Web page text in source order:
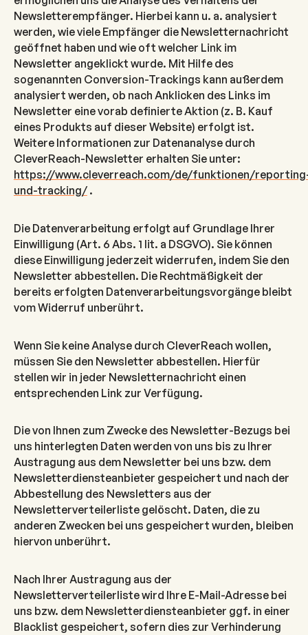
Newsletterempfänger. Hierbei kann u. a. analysiert
werden, wie viele Empfänger die Newsletternachricht
geöffnet haben und wie oft welcher Link im
Newsletter angeklickt wurde. Mit Hilfe des
sogenannten Conversion-Trackings kann außerdem
analysiert werden, ob nach Anklicken des Links im
Newsletter eine vorab definierte Aktion (z. B. Kauf
eines Produkts auf dieser Website) erfolgt ist.
Weitere Informationen zur Datenanalyse durch
CleverReach-Newsletter erhalten Sie unter:
https://www.cleverreach.com/de/funktionen/
und-tracking/.
Die Datenverarbeitung erfolgt auf Grundlage Ihrer
Einwilligung (Art. 6 Abs. 1 lit. a DSGVO). Sie können
diese Einwilligung jederzeit widerrufen, indem Sie den
Newsletter abbestellen. Die Rechtmäßigkeit der
bereits erfolgten Datenverarbeitungsvorgänge bleibt
vom Widerruf unberührt.
Wenn Sie keine Analyse durch CleverReach wollen,
müssen Sie den Newsletter abbestellen. Hierfür
stellen wir in jeder Newsletternachricht einen
entsprechenden Link zur Verfügung.
Die von Ihnen zum Zwecke des Newsletter-Bezugs bei
uns hinterlegten Daten werden von uns bis zu Ihrer
Austragung aus dem Newsletter bei uns bzw. dem
Newsletterdiensteanbieter gespeichert und nach der
Abbestellung des Newsletters aus der
Newsletterverteilerliste gelöscht. Daten, die zu
anderen Zwecken bei uns gespeichert wurden, bleiben
hiervon unberührt.
Nach Ihrer Austragung aus der
Newsletterverteilerliste wird Ihre E-Mail-Adresse bei
uns bzw. dem Newsletterdiensteanbieter ggf. in einer
Blacklist gespeichert, sofern dies zur Verhinderung